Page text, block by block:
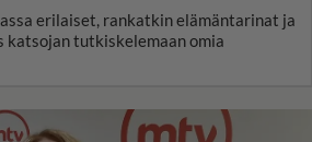
erilaiset, rankatkin elämäntarinat ja
tutkiskelemaan omia